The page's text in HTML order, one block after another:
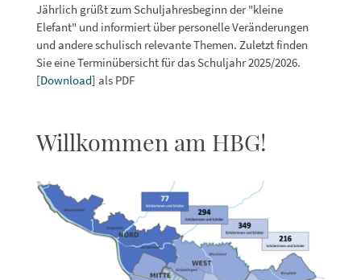
Jährlich grüßt zum Schuljahresbeginn der "kleine
Elefant" und informiert über personelle Veränderungen
und andere schulisch relevante Themen. Zuletzt finden
Sie eine Terminübersicht für das Schuljahr 2025/2026.
[Download] als PDF
Willkommen am HBG!